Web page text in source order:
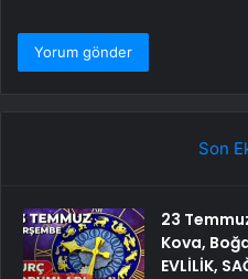
Son
23
Kova,
EVLİLİK,